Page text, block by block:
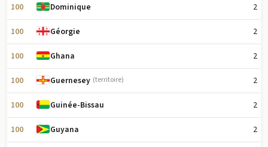
100 Dominique 2
100 Géorgie 2
100 Ghana 2
100 Guernesey (territoire) 2
100 Guinée-Bissau 2
100 Guyana 2